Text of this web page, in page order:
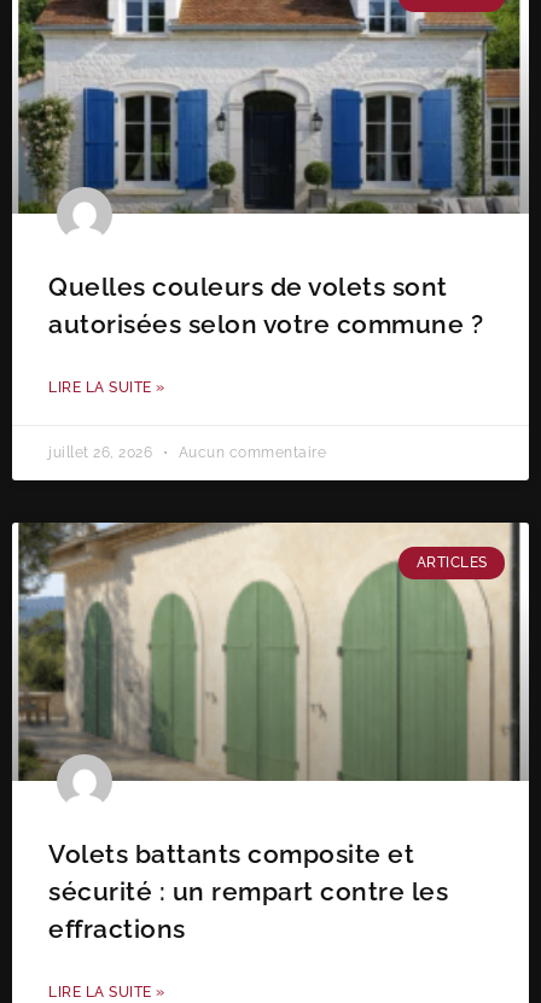
Quelles couleurs de volets sont
autorisées selon votre commune ?
LIRE LA SUITE »
juillet 26, 2026 Aucun commentaire
ARTICLES
Volets battants composite et
sécurité : un rempart contre les
effractions
LIRE LA SUITE »